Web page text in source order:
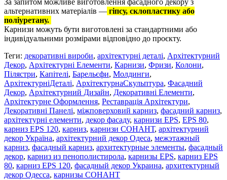
За запитом можливе виготовлення фасадного декору з
альтернативних матеріалів — гіпсу, склопластику або
поліуретану.
Карнизи можуть бути виготовлені за стандартними або
індивідуальними розмірами відповідно до проєкту.
Теги: декоративні вироби, архітектурні деталі, Архітектурний
Декор, Архітектурні Елементи, Карнизи, Фризи, Колони,
Пілястри, Капітелі, Барельєфи, Молдинги,
АрхітектурніДеталі, АрхітектурнаСкульптура, Фасадний
Декор, Архітектурний Дизайн, Декоративні Елементи,
Архітектурне Оформлення, Реставрація Архітектури,
Декоративні Панелі, міжповерховий карниз, фасадний карниз,
архітектурні елементи, декор фасаду, карнизи EPS, EPS 80,
карниз EPS 120, карниз, карнизи СОНАНТ, архітектурний
декор Україна, архітектурний декор Одеса, межэтажный
карниз, фасадный карниз, архитектурные элементы, фасадный
декор, карниз из пенополистирола, карнизы EPS, карниз EPS
80, карниз EPS 120, фасадный декор Украина, архитектурный
декор Одесса, карнизы СОНАНТ